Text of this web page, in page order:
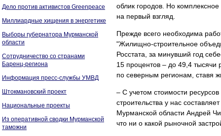
Дело против активистов Greenpeace
Миллиардные хищения в энергетике
Выборы губернатора Мурманской
области
Сотрудничество со странами
Баренц-региона
Информация пресс-службы УМВД
Штокмановский проект
Национальные проекты
Из оперативной сводки Мурманской
таможни
облик городов. Но
на первый взгляд.
Прежде всего необходима
"Жилищно-строительное
Росстата, за минувший год
15 процентов – до 49,4 тысячи
по северным регионам, ставя
– С учетом стоимости
строительства у нас
Мурманской области Андрей
что ни о какой рыночной